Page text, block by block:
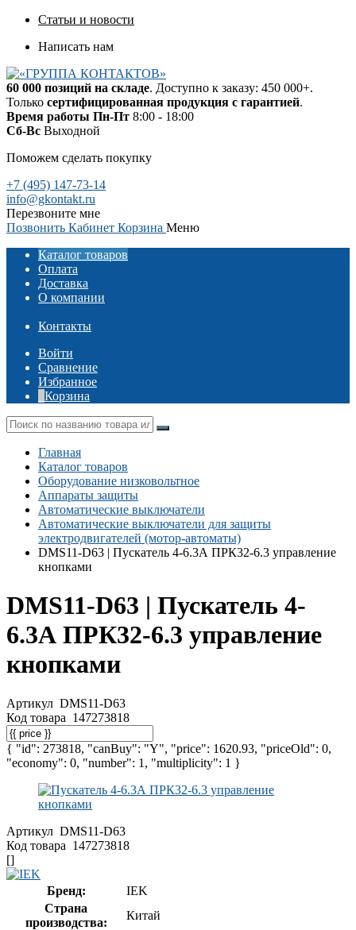
Статьи и новости
Написать нам
60 000 позиций на складе. Доступно к заказу: 450 000+.
Только сертифицированная продукция с гарантией.
Время работы Пн-Пт 8:00 - 18:00
Сб-Вс Выходной
Поможем сделать покупку
+7 (495) 147-73-14
info@gkontakt.ru
Перезвоните мне
Позвонить Кабинет Корзина Меню
Каталог товаров
Оплата
Доставка
О компании
Контакты
Войти
Сравнение
Избранное
Корзина
Главная
Каталог товаров
Оборудование низковольтное
Аппараты защиты
Автоматические выключатели
Автоматические выключатели для защиты
электродвигателей (мотор-автоматы)
DMS11-D63 | Пускатель 4-6.3А ПРК32-6.3 управление
кнопками
DMS11-D63 | Пускатель 4-
6.3А ПРК32-6.3 управление
кнопками
Артикул DMS11-D63
Код товара 147273818
{ "id": 273818, "canBuy": "Y", "price": 1620.93, "priceOld": 0,
"economy": 0, "number": 1, "multiplicity": 1 }
Артикул DMS11-D63
Код товара 147273818
[]
Бренд:
IEK
Страна
производства:
Китай